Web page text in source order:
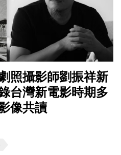
照攝影師劉振祥新
台灣新電影時期多
像共讀